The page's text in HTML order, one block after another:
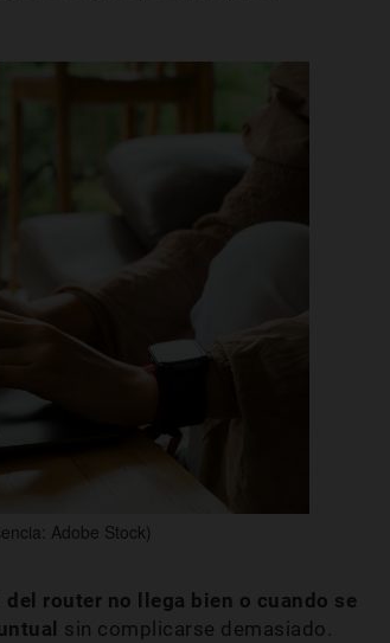
Adobe Stock)
router no llega bien o cuando se
sin complicarse demasiado.